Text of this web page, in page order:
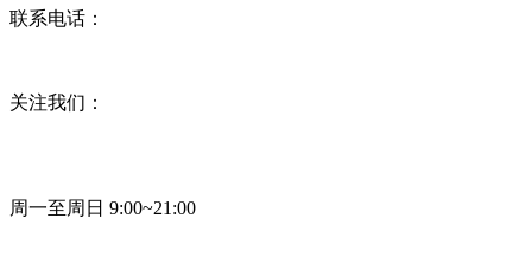
联系电话：
关注我们：
周一至周日 9:00~21:00